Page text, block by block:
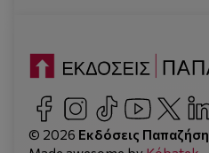
© 2026 Εκδόσεις Παπαζήση